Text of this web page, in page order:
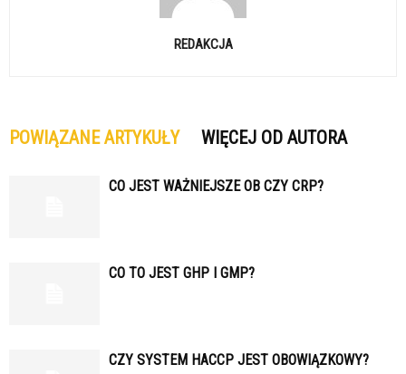
REDAKCJA
POWIĄZANE ARTYKUŁY WIĘCEJ OD AUTORA
CO JEST WAŻNIEJSZE OB CZY CRP?
CO TO JEST GHP I GMP?
CZY SYSTEM HACCP JEST OBOWIĄZKOWY?